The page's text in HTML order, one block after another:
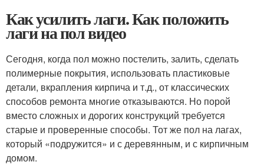
Как усилить лаги. Как положить
лаги на пол видео
Сегодня, когда пол можно постелить, залить, сделать
полимерные покрытия, использовать пластиковые
детали, вкрапления кирпича и т.д., от классических
способов ремонта многие отказываются. Но порой
вместо сложных и дорогих конструкций требуется
старые и проверенные способы. Тот же пол на лагах,
который «подружится» и с деревянным, и с кирпичным
домом.